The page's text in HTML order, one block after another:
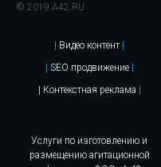
© 2019 A42.RU
| Видео контент |
| SEO продвижение |
| Контекстная реклама |
Услуги по изготовлению и
размещению агитационной